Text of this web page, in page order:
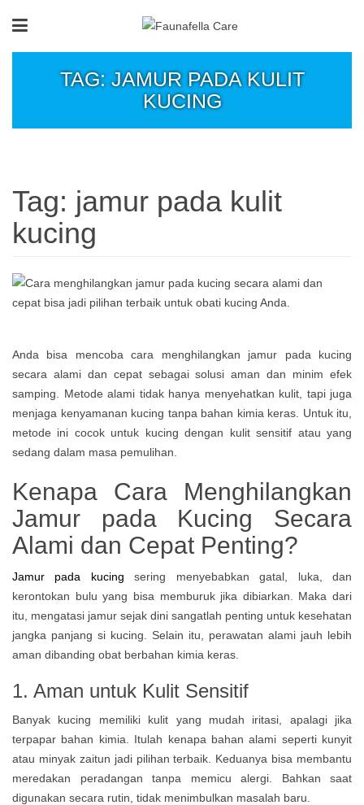
TAG: JAMUR PADA KULIT
KUCING
Tag: jamur pada kulit
kucing
Anda bisa mencoba cara menghilangkan jamur pada kucing
secara alami dan cepat sebagai solusi aman dan minim efek
samping. Metode alami tidak hanya menyehatkan kulit, tapi juga
menjaga kenyamanan kucing tanpa bahan kimia keras. Untuk itu,
metode ini cocok untuk kucing dengan kulit sensitif atau yang
sedang dalam masa pemulihan.
Kenapa Cara Menghilangkan
Jamur pada Kucing Secara
Alami dan Cepat Penting?
Jamur pada kucing sering menyebabkan gatal, luka, dan
kerontokan bulu yang bisa memburuk jika dibiarkan. Maka dari
itu, mengatasi jamur sejak dini sangatlah penting untuk kesehatan
jangka panjang si kucing. Selain itu, perawatan alami jauh lebih
aman dibanding obat berbahan kimia keras.
1. Aman untuk Kulit Sensitif
Banyak kucing memiliki kulit yang mudah iritasi, apalagi jika
terpapar bahan kimia. Itulah kenapa bahan alami seperti kunyit
atau minyak zaitun jadi pilihan terbaik. Keduanya bisa membantu
meredakan peradangan tanpa memicu alergi. Bahkan saat
digunakan secara rutin, tidak menimbulkan masalah baru.